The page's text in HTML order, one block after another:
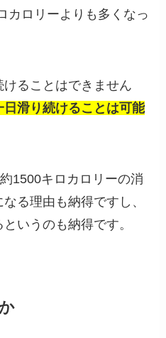
カロリーよりも多くなっ
ることはできません
滑り続けることは可能
1500キロカロリーの消
る理由も納得ですし、
いうのも納得です。